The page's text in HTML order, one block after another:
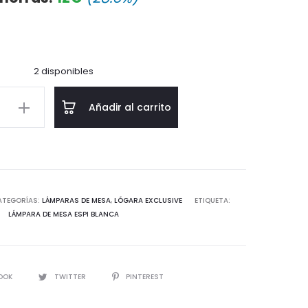
era:
49€.
2 disponibles
Añadir al carrito
LÁMPARAS DE MESA, LÓGARA EXCLUSIVE
ETIQUETA:
LÁMPARA DE MESA ESPI BLANCA
TWITTER PINTEREST